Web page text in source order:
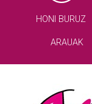
HONI BURUZ
ARAUAK